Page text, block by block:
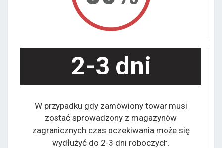
2-3 dni
W przypadku gdy zamówiony towar musi
zostać sprowadzony z magazynów
zagranicznych czas oczekiwania może się
wydłużyć do 2-3 dni roboczych.